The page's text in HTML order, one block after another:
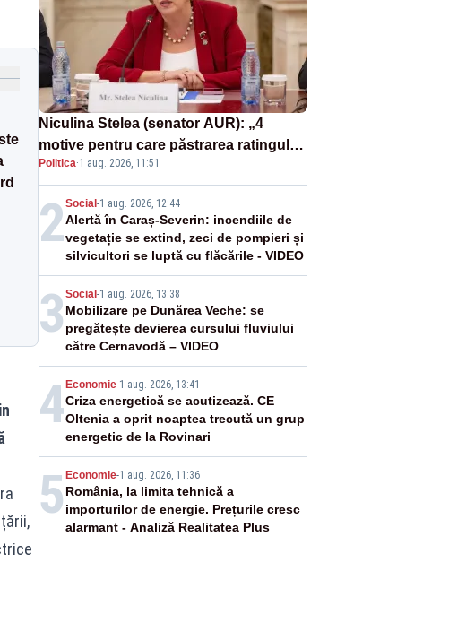
Niculina Stelea (senator AUR): „4
motive pentru care păstrarea ratingului
de țară nu este o reușită pentru
Guvernul Bolojan”
Politica·1 aug. 2026, 11:51
2Social-1 aug. 2026, 12:44
Alertă în Caraș-Severin: incendiile de
vegetație se extind, zeci de pompieri și
silvicultori se luptă cu flăcările - VIDEO
3 Social-1 aug. 2026, 13:38
Mobilizare pe Dunărea Veche: se
pregătește devierea cursului fluviului
către Cernavodă – VIDEO
4Economie-1 aug. 2026, 13:41
Criza energetică se acutizează. CE
Oltenia a oprit noaptea trecută un grup
energetic de la Rovinari
5 Economie-1 aug. 2026, 11:36
România, la limita tehnică a
importurilor de energie. Prețurile cresc
alarmant - Analiză Realitatea Plus